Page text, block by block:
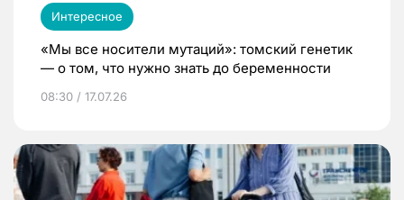
Интересное
«Мы все носители мутаций»: томский генетик
— о том, что нужно знать до беременности
08:30 / 17.07.26